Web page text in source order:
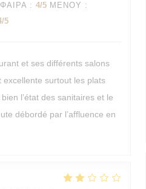
: 4/5 ΜΕΝΟΎ :
/5
et ses différents salons
surtout les plats
l’état des sanitaires et le
débordé par l’affluence en